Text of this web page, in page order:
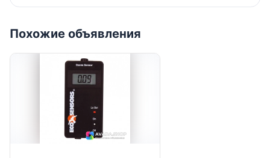
Похожие объявления